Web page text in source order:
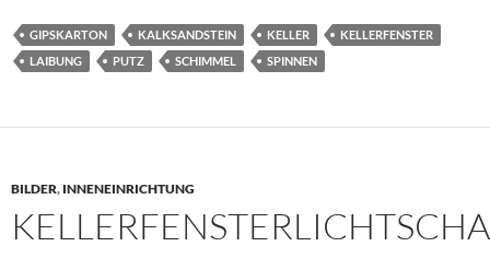
GIPSKARTON KALKSANDSTEIN KELLER
KELLERFENSTER
LAIBUNG
PUTZ SCHIMMEL SPINNEN
BILDER, INNENEINRICHTUNG